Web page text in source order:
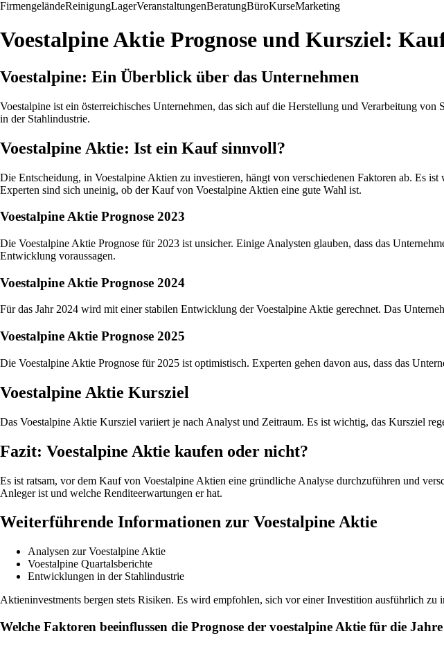
FirmengeländeReinigungLagerVeranstaltungenBeratungBüroKurseMarketing
Voestalpine Aktie Prognose und Kursziel:
Voestalpine: Ein Überblick über das Unternehmen
Voestalpine ist ein österreichisches Unternehmen, das sich auf die Herstellung und Verarbeitung
in der Stahlindustrie.
Voestalpine Aktie: Ist ein Kauf sinnvoll?
Die Entscheidung, in Voestalpine Aktien zu investieren, hängt von verschiedenen Faktoren ab. Es
Experten sind sich uneinig, ob der Kauf von Voestalpine Aktien eine gute Wahl ist.
Voestalpine Aktie Prognose 2023
Die Voestalpine Aktie Prognose für 2023 ist unsicher. Einige Analysten glauben, dass das
Entwicklung voraussagen.
Voestalpine Aktie Prognose 2024
Für das Jahr 2024 wird mit einer stabilen Entwicklung der Voestalpine Aktie gerechnet. Das
Voestalpine Aktie Prognose 2025
Die Voestalpine Aktie Prognose für 2025 ist optimistisch. Experten gehen davon aus, dass das
Voestalpine Aktie Kursziel
Das Voestalpine Aktie Kursziel variiert je nach Analyst und Zeitraum. Es ist wichtig, das Kursziel
Fazit: Voestalpine Aktie kaufen oder nicht?
Es ist ratsam, vor dem Kauf von Voestalpine Aktien eine gründliche Analyse durchzuführen und
Anleger ist und welche Renditeerwartungen er hat.
Weiterführende Informationen zur Voestalpine Aktie
Analysen zur Voestalpine Aktie
Voestalpine Quartalsberichte
Entwicklungen in der Stahlindustrie
Aktieninvestments bergen stets Risiken. Es wird empfohlen, sich vor einer Investition ausführlich
Welche Faktoren beeinflussen die Prognose der voestalpine Aktie für die